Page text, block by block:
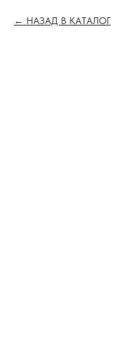
НАЗАД В КАТАЛОГ